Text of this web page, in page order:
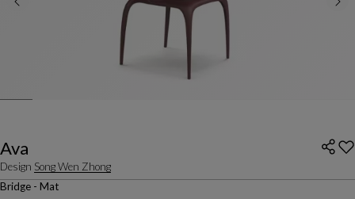
Ava
Design Song Wen Zhong
Bridge - Mat